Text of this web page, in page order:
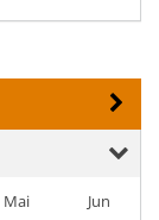
Mai Jun